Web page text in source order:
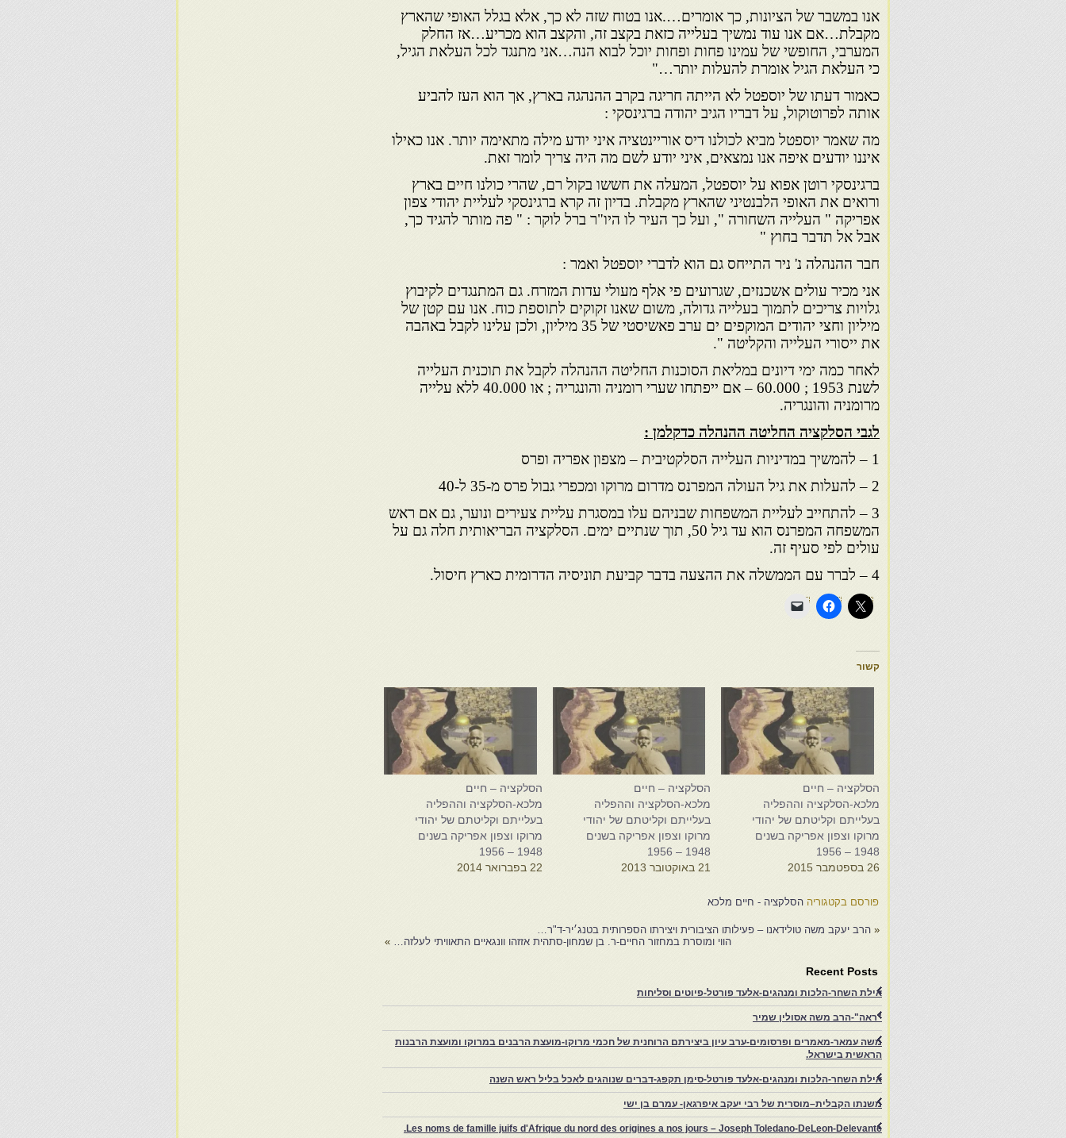
אנו במשבר של הציונות, כך אומרים….אנו בטוח שזה לא כך, אלא בגלל האופי שהארץ
מקבלת…אם אנו עוד נמשיך בעלייה כזאת בקצב זה, והקצב הוא מכריע…אז החלק
המערבי, החופשי של עמינו פחות ופחות יוכל לבוא הנה…אני מתנגד לכל העלאת הגיל,
כי העלאת הגיל אומרת להעלות יותר…"
כאמור דעתו של יוספטל לא הייתה חריגה בקרב ההנהגה בארץ, אך הוא העז להביע
אותה לפרוטוקול, על דבריו הגיב יהודה ברגינסקי :
מה שאמר יוספטל מביא לכולנו דיס אוריינטציה איני יודע מילה מתאימה יותר. אנו כאילו
איננו יודעים איפה אנו נמצאים, איני יודע לשם מה היה צריך לומר זאת.
ברגינסקי רוטן אפוא על יוספטל, המעלה את חששו בקול רם, שהרי כולנו חיים בארץ
ורואים את האופי הלבנטיני שהארץ מקבלת. בדיון זה קרא ברגינסקי לעליית יהודי צפון
אפריקה " העלייה השחורה ", ועל כך העיר לו היו"ר ברל לוקר : " פה מותר להגיד כך,
אבל אל תדבר בחוץ "
חבר ההנהלה נ' ניר התייחס גם הוא לדברי יוספטל ואמר :
אני מכיר עולים אשכנזים, שגרועים פי אלף מעולי עדות המזרח. גם המתנגדים לקיבוץ
גלויות צריכים לתמוך בעלייה גדולה, משום שאנו זקוקים לתוספת כוח. אנו עם קטן של
מיליון וחצי יהודים המוקפים ים ערב פאשיסטי של 35 מיליון, ולכן עלינו לקבל באהבה
את ייסורי העלייה והקליטה ".
לאחר כמה ימי דיונים במליאת הסוכנות החליטה ההנהלה לקבל את תוכנית העלייה
לשנת 1953 ; 60.000 – אם ייפתחו שערי רומניה והונגריה ; או 40.000 ללא עלייה
מרומניה והונגריה.
לגבי הסלקציה החליטה ההנהלה כדקלמן :
1 – להמשיך במדיניות העלייה הסלקטיבית – מצפון אפריה ופרס
2 – להעלות את גיל העולה המפרנס מדרום מרוקו ומכפרי גבול פרס מ-35 ל-40
3 – להתחייב לעליית המשפחות שבניהם עלו במסגרת עליית צעירים ונוער, גם אם ראש
המשפחה המפרנס הוא עד גיל 50, תוך שנתיים ימים. הסלקציה הבריאותית חלה גם על
עולים לפי סעיף זה.
4 – לברר עם הממשלה את ההצעה בדבר קביעת תוניסיה הדרומית כארץ חיסול.
קשור
הסלקציה – חיים
מלכא-הסלקציה וההפליה
בעלייתם וקליטתם של יהודי
מרוקו וצפון אפריקה בשנים
1948 – 1956
26 בספטמבר 2015
הסלקציה – חיים
מלכא-הסלקציה וההפליה
בעלייתם וקליטתם של יהודי
מרוקו וצפון אפריקה בשנים
1948 – 1956
21 באוקטובר 2013
הסלקציה – חיים
מלכא-הסלקציה וההפליה
בעלייתם וקליטתם של יהודי
מרוקו וצפון אפריקה בשנים
1948 – 1956
22 בפברואר 2014
פורסם בקטגוריה הסלקציה - חיים מלכא
« הרב יעקב משה טולידאנו – פעילותו הציבורית ויצירתו הספרותית בטנג׳יר-ד"ר…
הווי ומוסרת במחזור החיים-ר. בן שמחון-סתהית אזזהו וונגאיים התאוויתי לעלזה… »
Recent Posts
אילת השחר-הלכות ומנהגים-אלעד פורטל-פיוטים וסליחות
"ראה"-הרב משה אסולין שמיר
משה עמאר-מאמרים ופרסומים-ערב עיון ביצירתם הרוחנית של חכמי מרוקו-מועצת הרבנים במרוקו ומועצת הרבנות
הראשית בישראל.
אילת השחר-הלכות ומנהגים-אלעד פורטל-סימן תקפג-דברים שנוהגים לאכל בליל ראש השנה
משנתו הקבלית–מוסרית של רבי יעקב איפרגאן- עמרם בן ישי
Les noms de famille juifs d'Afrique du nord des origines a nos jours – Joseph Toledano-DeLeon-Delevante.